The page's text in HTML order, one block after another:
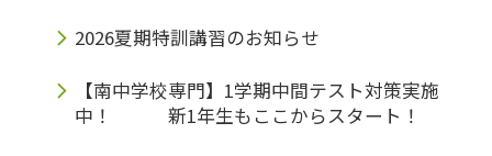
2026夏期特訓講習のお知らせ
【南中学校専門】1学期中間テスト対策実施
中！ 新1年生もここからスタート！